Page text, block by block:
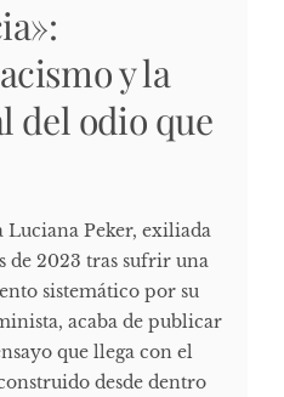
y la
del odio que
Peker, exiliada
de 2023 tras sufrir una
sistemático por su
acaba de publicar
que llega con el
desde dentro